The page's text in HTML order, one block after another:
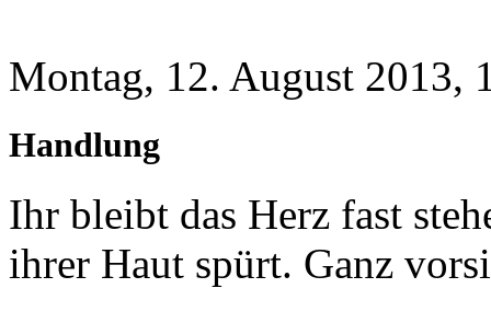
Montag, 12. August 2013,
Handlung
Ihr bleibt das Herz fast
ihrer Haut spürt. Ganz